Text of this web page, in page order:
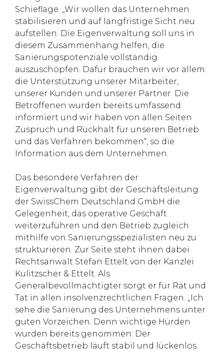
Schieflage. „Wir wollen das Unternehmen
stabilisieren und auf langfristige Sicht neu
aufstellen. Die Eigenverwaltung soll uns in
diesem Zusammenhang helfen, die
Sanierungspotenziale vollständig
auszuschöpfen. Dafür brauchen wir vor allem
die Unterstützung unserer Mitarbeiter,
unserer Kunden und unserer Partner. Die
Betroffenen wurden bereits umfassend
informiert und wir haben von allen Seiten
Zuspruch und Rückhalt für unseren Betrieb
und das Verfahren bekommen“, so die
Information aus dem Unternehmen.
Das besondere Verfahren der
Eigenverwaltung gibt der Geschäftsleitung
der SwissChem Deutschland GmbH die
Gelegenheit, das operative Geschäft
weiterzuführen und den Betrieb zugleich
mithilfe von Sanierungsspezialisten neu zu
strukturieren. Zur Seite steht ihnen dabei
Rechtsanwalt Stefan Ettelt von der Kanzlei
Kulitzscher & Ettelt. Als
Generalbevollmächtigter sorgt er für Rat und
Tat in allen insolvenzrechtlichen Fragen. „Ich
sehe die Sanierung des Unternehmens unter
guten Vorzeichen. Denn wichtige Hürden
wurden bereits genommen: Der
Geschäftsbetrieb läuft stabil und lückenlos.